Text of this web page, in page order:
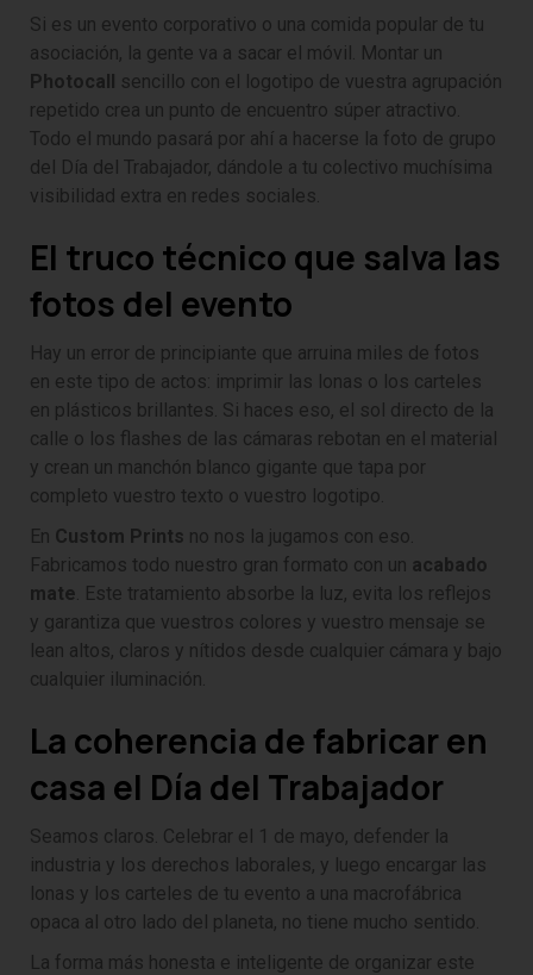
Si es un evento corporativo o una comida popular de tu
asociación, la gente va a sacar el móvil. Montar un
Photocall sencillo con el logotipo de vuestra agrupación
repetido crea un punto de encuentro súper atractivo.
Todo el mundo pasará por ahí a hacerse la foto de grupo
del Día del Trabajador, dándole a tu colectivo muchísima
visibilidad extra en redes sociales.
El truco técnico que salva las
fotos del evento
Hay un error de principiante que arruina miles de fotos
en este tipo de actos: imprimir las lonas o los carteles
en plásticos brillantes. Si haces eso, el sol directo de la
calle o los flashes de las cámaras rebotan en el material
y crean un manchón blanco gigante que tapa por
completo vuestro texto o vuestro logotipo.
En Custom Prints no nos la jugamos con eso.
Fabricamos todo nuestro gran formato con un acabado
mate . Este tratamiento absorbe la luz, evita los reflejos
y garantiza que vuestros colores y vuestro mensaje se
lean altos, claros y nítidos desde cualquier cámara y bajo
cualquier iluminación.
La coherencia de fabricar en
casa el Día del Trabajador
Seamos claros. Celebrar el 1 de mayo, defender la
industria y los derechos laborales, y luego encargar las
lonas y los carteles de tu evento a una macrofábrica
opaca al otro lado del planeta, no tiene mucho sentido.
La forma más honesta e inteligente de organizar este